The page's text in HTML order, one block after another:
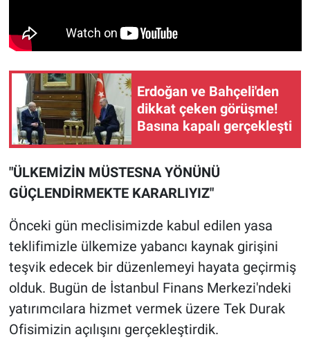
Erdoğan ve Bahçeli'den
dikkat çeken görüşme!
Basına kapalı gerçekleşti
"ÜLKEMİZİN MÜSTESNA YÖNÜNÜ
GÜÇLENDİRMEKTE KARARLIYIZ"
Önceki gün meclisimizde kabul edilen yasa
teklifimizle ülkemize yabancı kaynak girişini
teşvik edecek bir düzenlemeyi hayata geçirmiş
olduk. Bugün de İstanbul Finans Merkezi'ndeki
yatırımcılara hizmet vermek üzere Tek Durak
Ofisimizin açılışını gerçekleştirdik.